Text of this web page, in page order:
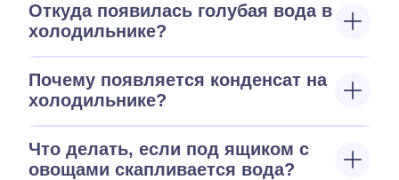
Откуда появилась голубая вода в
холодильнике?
Почему появляется конденсат на
холодильнике?
Что делать, если под ящиком с
овощами скапливается вода?